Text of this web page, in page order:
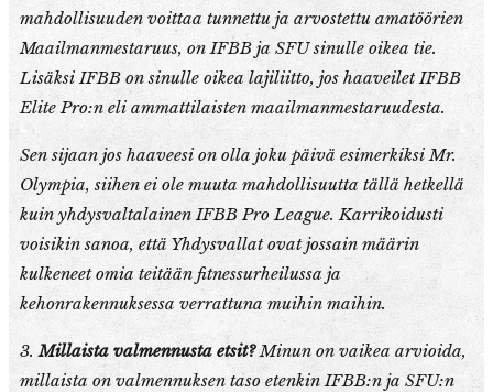
mahdollisuuden voittaa tunnettu ja arvostettu amatöörien
Maailmanmestaruus, on IFBB ja SFU sinulle oikea tie.
Lisäksi IFBB on sinulle oikea lajiliitto, jos haaveilet IFBB
Elite Pro:n eli ammattilaisten maailmanmestaruudesta.
Sen sijaan jos haaveesi on olla joku päivä esimerkiksi Mr.
Olympia, siihen ei ole muuta mahdollisuutta tällä hetkellä
kuin yhdysvaltalainen IFBB Pro League. Karrikoidusti
voisikin sanoa, että Yhdysvallat ovat jossain määrin
kulkeneet omia teitään fitnessurheilussa ja
kehonrakennuksessa verrattuna muihin maihin.
3.Millaista valmennusta etsit?Minun on vaikea arvioida,
millaista on valmennuksen taso etenkin IFBB:n ja SFU:n